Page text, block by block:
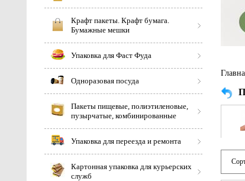
Крафт пакеты. Крафт бумага.
Бумажные мешки
Упаковка для Фаст Фуда
Одноразовая посуда
Пакеты пищевые, полиэтиленовые,
пузырчатые, комбинированные
Упаковка для переезда и ремонта
Картонная упаковка для курьерских
служб